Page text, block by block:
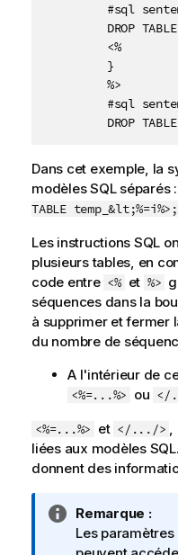
#sql
DROP
         <%
         }
         %>
#sql
DROP
Dans cet exemple, la
modèles SQL séparés :
TABLE temp_&lt;%=i%>;
Les instructions SQL
plusieurs tables, en
code entre <% et %>
séquences dans la
à supprimer et fermer
du nombre de
A l'intérieur de
<%=...%> ou </
<%=...%> et </.../> ,
liées aux modèles
donnent des
N
o
Remarque :
Les